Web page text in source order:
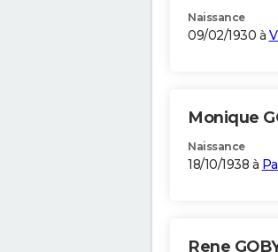
Naissance
09/02/1930 à
Monique
Naissance
18/10/1938 à
Rene